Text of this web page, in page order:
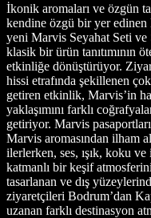
İkonik aromaları ve özgün
kendine özgü bir yer edinen
yeni Marvis Seyahat Seti ve
klasik bir ürün tanıtımının
etkinliğe dönüştürüyor.
hissi etrafında şekillenen
getiren etkinlik, Marvis’in
yaklaşımını farklı
getiriyor. Marvis
Marvis aromasından ilham
ilerlerken, ses, ışık, koku
katmanlı bir keşif
tasarlanan ve dış
ziyaretçileri Bodrum’dan
uzanan farklı destinasyon